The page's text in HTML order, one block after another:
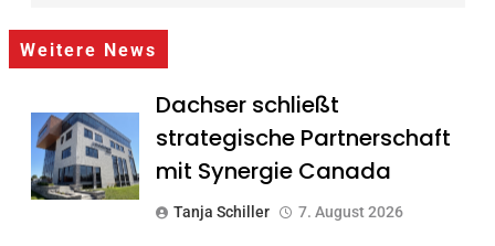
Weitere News
Dachser schließt
strategische Partnerschaft
mit Synergie Canada
Tanja Schiller 7. August 2026